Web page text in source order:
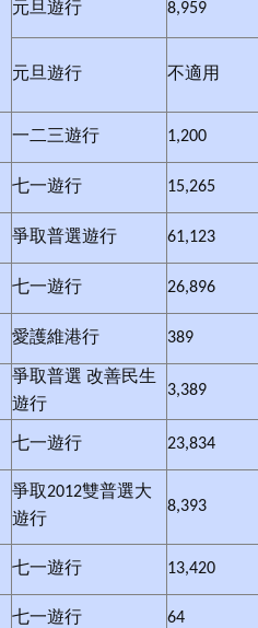
元旦遊行 8,959
元旦遊行 不適用
一二三遊行 1,200
七一遊行 15,265
爭取普選遊行 61,123
七一遊行 26,896
愛護維港行 389
爭取普選 改善民生
遊行
3,389
七一遊行 23,834
爭取2012雙普選大
遊行
8,393
七一遊行 13,420
七一遊行 64